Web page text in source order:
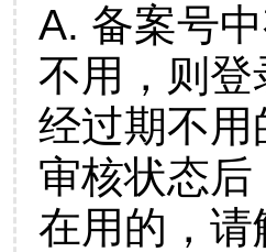
A. 备案号
不用，则
经过期不
审核状态
在用的，